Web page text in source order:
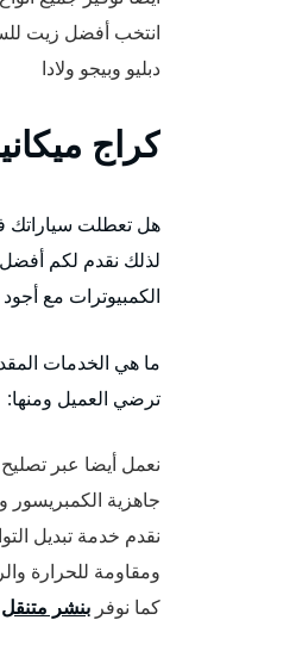
دبليو وبيجو ولادا
كراج
هل تعطلت سياراتك
لذلك نقدم لكم
الكمبيوترات مع أجود
ما هي الخدمات
ترضي العميل ومنها:
نعمل أيضا عبر
جاهزية الكمبريسور
نقدم خدمة تبديل
ومقاومة للحرارة
كما نوفر بنشر متنقل